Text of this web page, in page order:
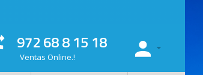
972 68 8 15 18
Ventas Online.!